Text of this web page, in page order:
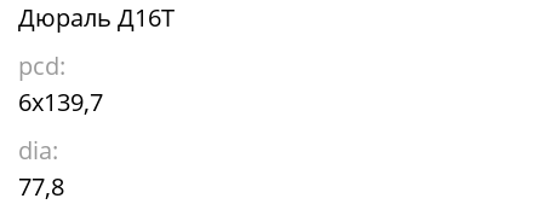
Дюраль Д16Т
pcd:
6x139,7
dia:
77,8